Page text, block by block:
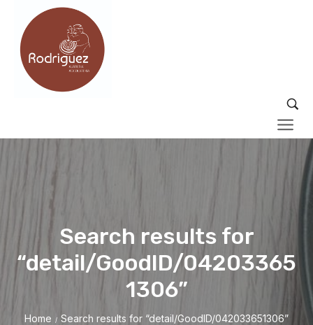
Search results for
“detail/GoodID/04203365
1306”
Home / Search results for “detail/GoodID/042033651306”